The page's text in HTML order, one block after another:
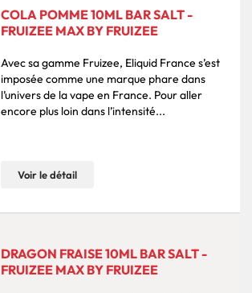
COLA POMME 10ML BAR SALT -
FRUIZEE MAX BY FRUIZEE
Avec sa gamme Fruizee, Eliquid France s’est
imposée comme une marque phare dans
l’univers de la vape en France. Pour aller
encore plus loin dans l’intensité...
Voir le détail
DRAGON FRAISE 10ML BAR SALT -
FRUIZEE MAX BY FRUIZEE